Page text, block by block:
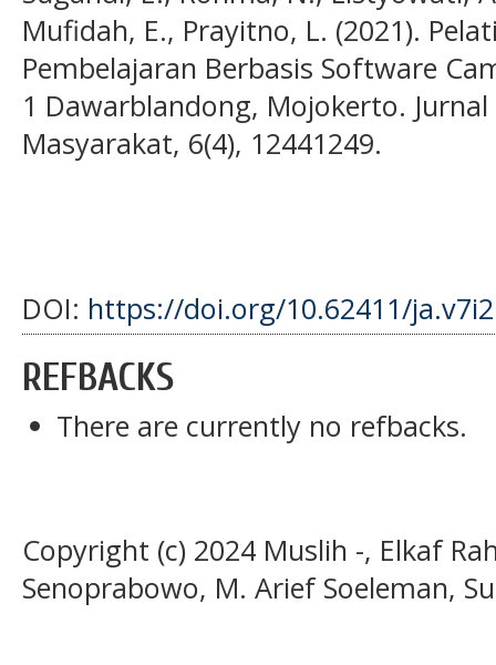
Mufidah, E., Prayitno, L. (2021).
Pembelajaran Berbasis Software
1 Dawarblandong, Mojokerto. Jurnal
Masyarakat, 6(4), 12441249.
DOI: https://doi.org/10.62411/
REFBACKS
There are currently no refbacks.
Copyright (c) 2024 Muslih -, Elkaf
Senoprabowo, M. Arief Soeleman,